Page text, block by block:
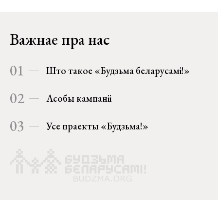
Важнае пра нас
01 Што такое «Будзьма беларусамі!»
02 Асобы кампаніі
03 Усе праекты «Будзьма!»